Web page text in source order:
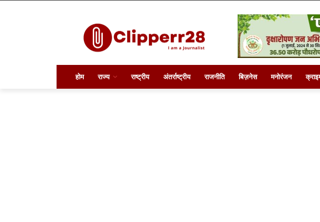
होम राज्य राष्ट्रीय अंतर्राष्ट्रीय राजनीति बिज़नेस मनोरंजन